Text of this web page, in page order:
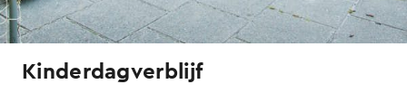
Kinderdagverblijf